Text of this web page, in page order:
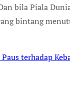
bila Piala
bintang
terhadap